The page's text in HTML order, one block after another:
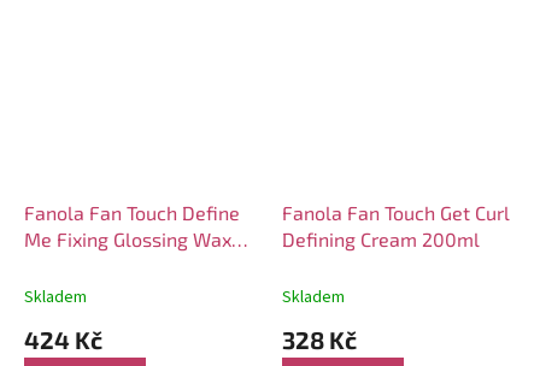
Fanola Fan Touch Define
Me Fixing Glossing Wax
Skladem
424 Kč
Fanola Fan Touch Get Curl
Defining Cream 200ml
Skladem
328 Kč